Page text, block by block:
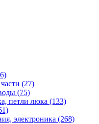
(27)
(75)
петли люка (133)
электроника (268)